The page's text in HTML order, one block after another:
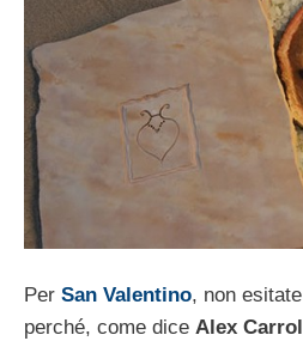
Per San Valentino, non
perché, come dice Alex Carroll